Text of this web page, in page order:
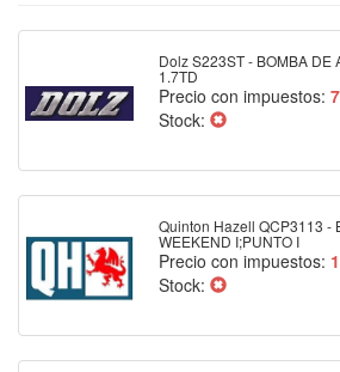
Dolz S223ST - BOMBA DE
1.7TD
Precio con impuestos:
Stock:
Quinton Hazell QCP3113 -
WEEKEND I;PUNTO I
Precio con impuestos:
Stock: